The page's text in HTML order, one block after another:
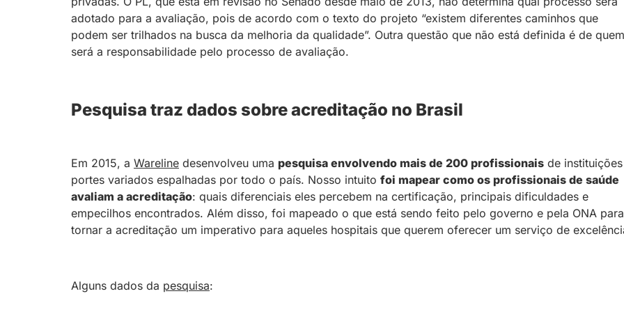
adotado para a avaliação, pois de acordo com o texto do projeto “existem diferentes caminhos que
podem ser trilhados na busca da melhoria da qualidade”. Outra questão que não está definida é de quem
será a responsabilidade pelo processo de avaliação.
Pesquisa traz dados sobre acreditação no Brasil
Em 2015, a Wareline desenvolveu uma pesquisa envolvendo mais de 200 profissionais de
portes variados espalhadas por todo o país. Nosso intuito foi mapear como os profissionais de saúde
avaliam a acreditação: quais diferenciais eles percebem na certificação, principais dificuldades e
empecilhos encontrados. Além disso, foi mapeado o que está sendo feito pelo governo e pela ONA para
tornar a acreditação um imperativo para aqueles hospitais que querem oferecer um serviço de
Alguns dados da pesquisa: